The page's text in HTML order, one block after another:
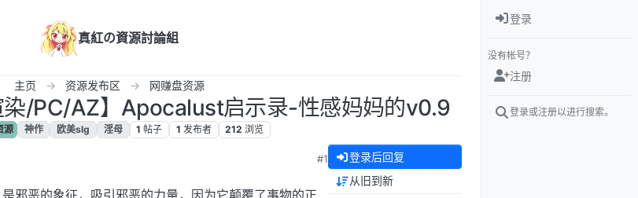
真紅の資源討論組
主页 资源发布区 网赚盘资源
染/PC/AZ】Apocalust启示录-性感妈妈的v0.9
源 神作 欧美slg 淫母 1 帖子 1 发布者 212 浏览
#1 登录后回复
从旧到新
登录
没有帐号？
注册
登录或注册以进行搜索。